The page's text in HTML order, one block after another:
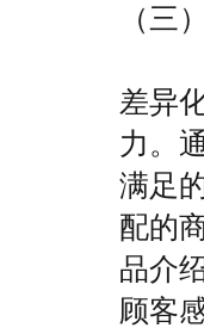
（三
差异
力。
满足
配的
品介
顾客